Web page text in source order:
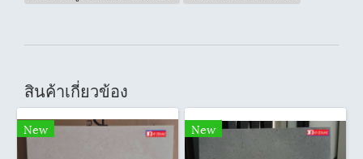
สินค้าเกี่ยวข้อง
New New